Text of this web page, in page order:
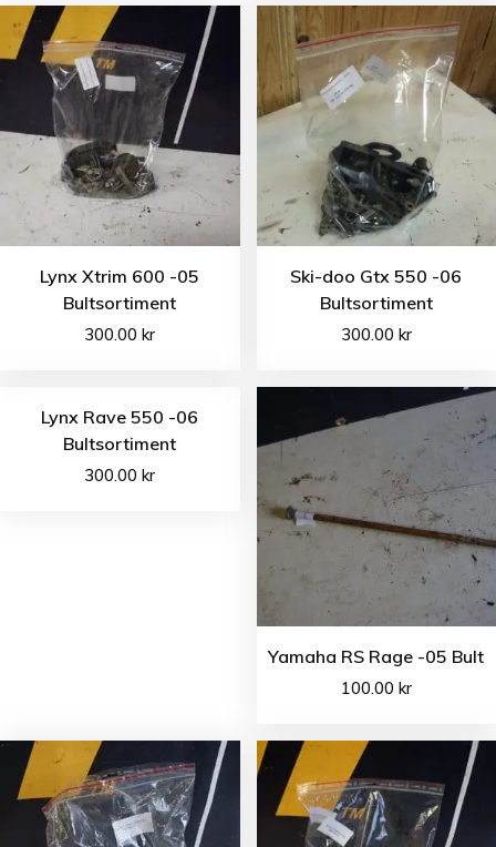
Lynx Xtrim 600 -05
Bultsortiment
300.00kr
Ski-doo Gtx 550 -06
Bultsortiment
300.00 kr
Lynx Rave 550 -06
Bultsortiment
300.00kr
Yamaha RS Rage -05 Bult
100.00 kr